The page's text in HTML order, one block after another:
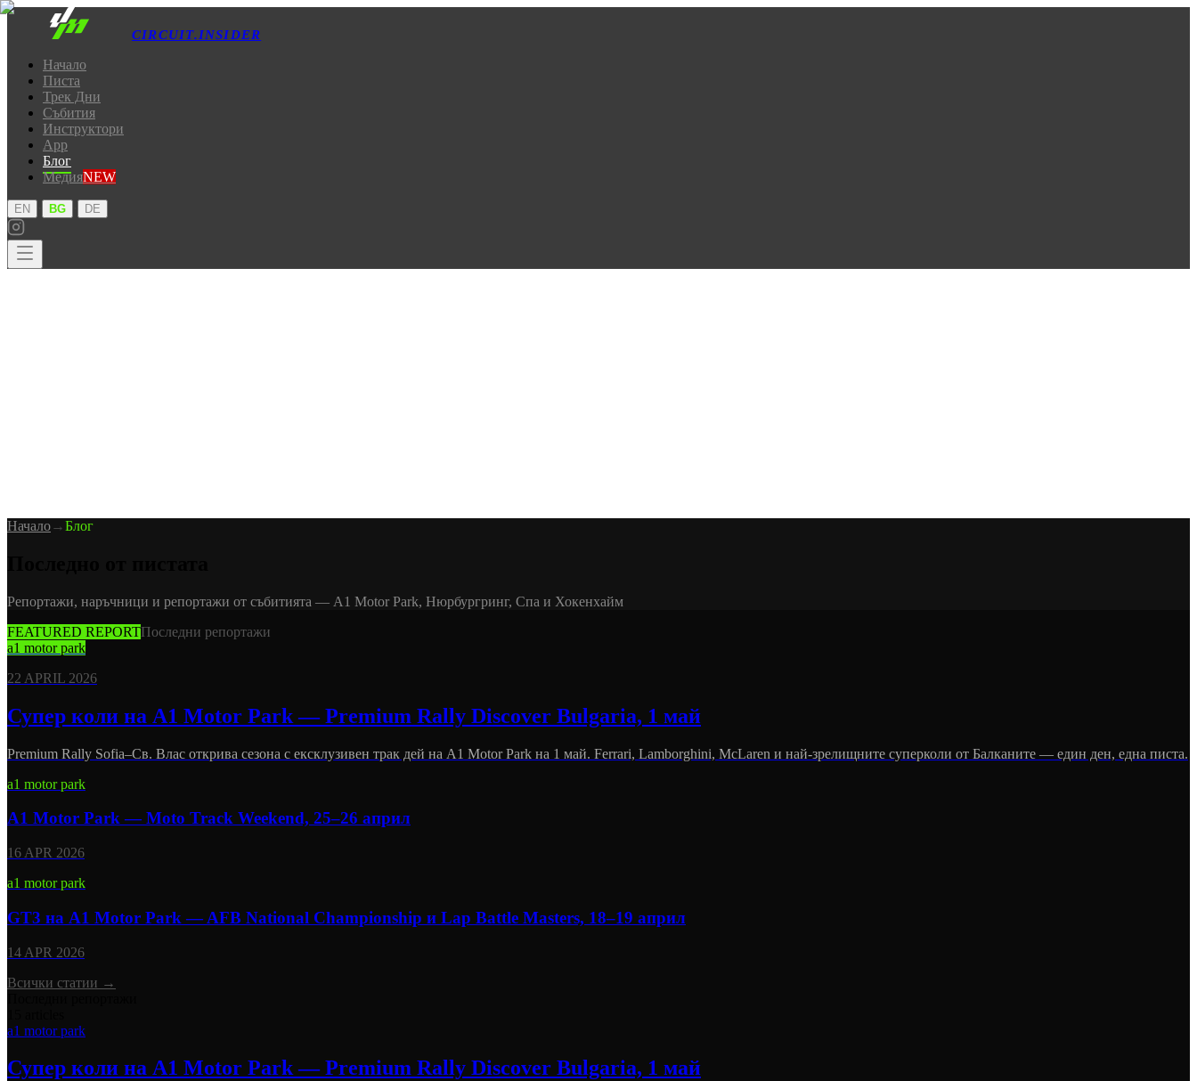
CIRCUIT.INSIDER
Начало
Писта
Трек Дни
Събития
Инструктори
App
Блог
МедияNEW
EN BG DE
Начало→Блог
Репортажи, наръчници и репортажи от събитията — A1 Motor Park, Нюрбургринг, Спа и Хокенхайм
FEATURED REPORTПоследни репортажи
a1 motor park
22 APRIL 2026
Супер коли на A1 Motor Park — Premium Rally Discover Bulgaria, 1 май
Premium Rally Sofia–Св. Влас открива сезона с ексклузивен трак дей на A1 Motor Park на 1 май. Ferrari, Lamborghini, McLaren и най-зрелищните суперколи от Балканите — един ден, една писта.
a1 motor park
A1 Motor Park — Moto Track Weekend, 25–26 април
16 APR 2026
a1 motor park
GT3 на A1 Motor Park — AFB National Championship и Lap Battle Masters, 18–19 април
14 APR 2026
Всички статии →
a1 motor park
Супер коли на A1 Motor Park — Premium Rally Discover Bulgaria, 1 май